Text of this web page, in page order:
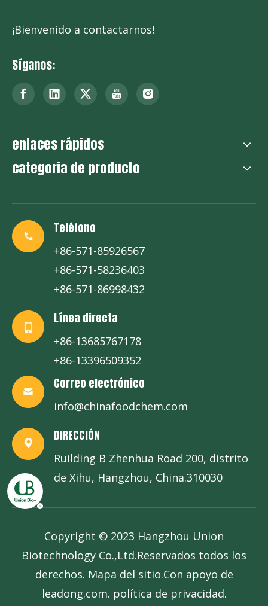
¡Bienvenido a contactarnos!
Síganos:
enlaces rápidos
categoria de producto
Teléfono
+86-571-85926567
+86-571-58236403
+86-571-86998432
Línea directa
+86-13685767178
+86-13396509352
Correo electrónico
info@chinafoodchem.com
DIRECCIÓN
Ruilding B Zhenhua Road 200, distrito
de Xihu, Hangzhou, China.310030
Copyright © 2023 Hangzhou Union
Biotechnology Co.,Ltd.Reservados todos los
derechos. Mapa del sitio.Con apoyo de
leadong.com. política de privacidad.